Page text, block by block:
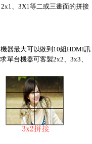
、3X1等二或三畫面的拼接
器最大可以做到10組HDMI訊
單台機器可客製2x2、3x3、